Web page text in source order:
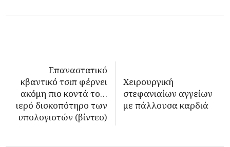
Επαναστατικό
κβαντικό τσιπ φέρνει
ακόμη πιο κοντά το…
ιερό δισκοπότηρο των
υπολογιστών (βίντεο)
Χειρουργική
στεφανιαίων αγγείων
με πάλλουσα καρδιά